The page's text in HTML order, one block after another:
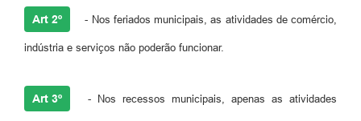
Art 2º - Nos feriados municipais, as atividades de comércio,
indústria e serviços não poderão funcionar.
Art 3º - Nos recessos municipais, apenas as atividades